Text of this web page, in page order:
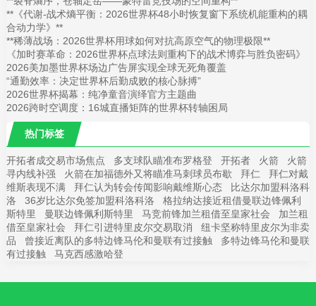
**《代谢-战术熵平衡：2026世界杯48小时恢复窗下系统机能重构的耦
合动力学》**
**稀薄战场：2026世界杯用球如何对抗高原空气的物理极限**
《加时赛革命：2026世界杯点球法则重构下的战术博弈与胜负密码》
2026美加墨世界杯场边广告屏实现全球无死角覆盖
“通勤效率：决定世界杯后勤成败的核心脉搏”
2026世界杯揭幕：纯净童音演绎官方主题曲
2026跨时空调度：16城直播矩阵的世界杯转轴困局
热门标签
开拓者成交易市场焦点 多支球队瞄准布罗格登 开拓者 火箭
火箭
寻内线补强
火箭在加福德外又将瞄准马刺球员布歇 拜仁
拜仁对戴
维斯表现不满
拜仁认为转会传闻影响戴维斯心态
比达尔加盟科洛科
洛
36岁比达尔免签加盟科洛科洛
格拉纳达接近租借曼联边锋佩利
斯特里
曼联边锋佩利斯特里 马竞前锋加兰租借至皇家社会
加兰租
借至皇家社会
拜仁引进特里皮尔交易取消
纽卡坚称特里皮尔为非卖
品
曾接近离队的多特边锋马伦和曼联有过接触
多特边锋马伦和曼联
有过接触
马克西感激哈登